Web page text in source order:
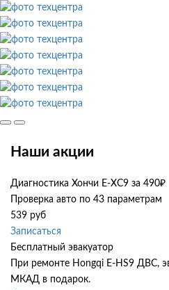
Наши акции
Диагностика Хончи Е-ХС9 за 490₽
Проверка авто по 43 параметрам
539 руб
Записаться
Бесплатный эвакуатор
При ремонте Hongqi E-HS9 ДВС,
МКАД в подарок.